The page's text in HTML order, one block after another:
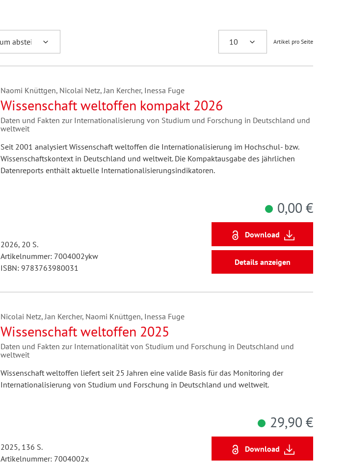
Artikel pro Seite
Naomi Knüttgen, Nicolai Netz, Jan Kercher, Inessa Fuge
Wissenschaft weltoffen kompakt 2026
Daten und Fakten zur Internationalisierung von Studium und Forschung in Deutschland und
weltweit
Seit 2001 analysiert Wissenschaft weltoffen die Internationalisierung im Hochschul- bzw.
Wissenschaftskontext in Deutschland und weltweit. Die Kompaktausgabe des jährlichen
Datenreports enthält aktuelle Internationalisierungsindikatoren.
2026, 20 S.
Artikelnummer: 7004002ykw
ISBN: 9783763980031
0,00 €
Download
Details anzeigen
Nicolai Netz, Jan Kercher, Naomi Knüttgen, Inessa Fuge
Wissenschaft weltoffen 2025
Daten und Fakten zur Internationalität von Studium und Forschung in Deutschland und
weltweit
Wissenschaft weltoffen liefert seit 25 Jahren eine valide Basis für das Monitoring der
Internationalisierung von Studium und Forschung in Deutschland und weltweit.
2025, 136 S.
Artikelnummer: 7004002x
29,90 €
Download